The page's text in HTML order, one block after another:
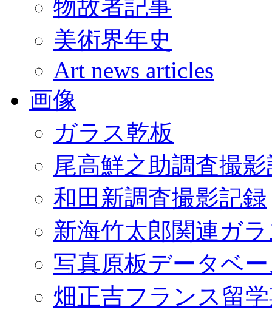
物故者記事
美術界年史
Art news articles
画像
ガラス乾板
尾高鮮之助調査撮
和田新調査撮影記録
新海竹太郎関連ガ
写真原板データベ
畑正吉フランス留